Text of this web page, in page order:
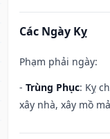
Các Ngày Kỵ
Phạm phải ngày:
- Trùng Phục: Kỵ
xây nhà, xây mồ